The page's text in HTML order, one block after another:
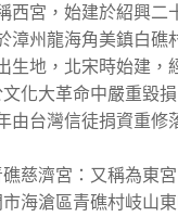
西宮，始建於紹興二
漳州龍海角美鎮白礁
生地，北宋時始建，
化大革命中嚴重毀損
由台灣信徒捐資重修
礁慈濟宮：又稱為東宮
海滄區青礁村岐山東